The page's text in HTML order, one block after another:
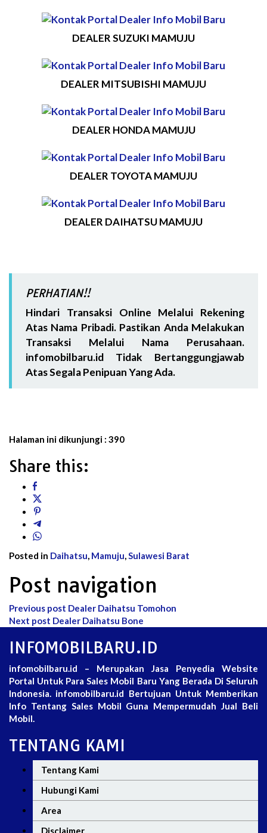
DEALER SUZUKI MAMUJU
DEALER MITSUBISHI MAMUJU
DEALER HONDA MAMUJU
DEALER TOYOTA MAMUJU
DEALER DAIHATSU MAMUJU
PERHATIAN!!
Hindari Transaksi Online Melalui Rekening
Atas Nama Pribadi. Pastikan Anda Melakukan
Transaksi Melalui Nama Perusahaan.
infomobilbaru.id Tidak Bertanggungjawab
Atas Segala Penipuan Yang Ada.
Halaman ini dikunjungi : 390
Share this:
Posted in Daihatsu, Mamuju,Sulawesi Barat
Post navigation
Previous post Dealer Daihatsu Tomohon
Next post Dealer Daihatsu Bone
INFOMOBILBARU.ID
infomobilbaru.id – Merupakan Jasa Penyedia Website
Portal Untuk Para Sales Mobil Baru Yang Berada Di Seluruh
Indonesia. infomobilbaru.id Bertujuan Untuk Memberikan
Info Tentang Sales Mobil Guna Mempermudah Jual Beli
Mobil.
TENTANG KAMI
Tentang Kami
Hubungi Kami
Area
Disclaimer